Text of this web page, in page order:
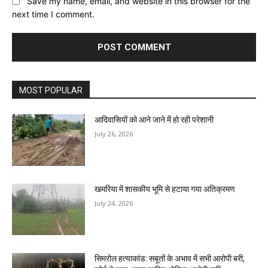
next time I comment.
MOST POPULAR
आदिवासियों को आने जाने में हो रही परेशानी
July 26, 2026
खमरिया में शासकीय भूमि से हटाया गया अतिक्रमण
July 24, 2026
सिमरोल हत्याकांड: सबूतों के अभाव में सभी आरोपी बरी,